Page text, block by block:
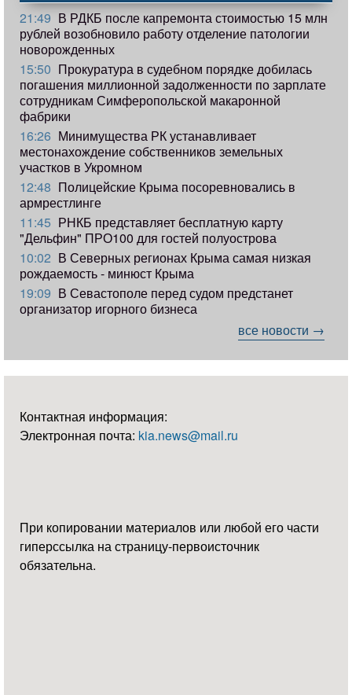
21:49 В РДКБ после капремонта стоимостью 15 млн
рублей возобновило работу отделение патологии
новорожденных
15:50 Прокуратура в судебном порядке добилась
погашения миллионной задолженности по зарплате
сотрудникам Симферопольской макаронной
фабрики
16:26 Минимущества РК устанавливает
местонахождение собственников земельных
участков в Укромном
12:48 Полицейские Крыма посоревновались в
армрестлинге
11:45 РНКБ представляет бесплатную карту
"Дельфин" ПРО100 для гостей полуострова
10:02 В Северных регионах Крыма самая низкая
рождаемость - минюст Крыма
19:09 В Севастополе перед судом предстанет
организатор игорного бизнеса
все новости →
Контактная информация:
Электронная почта: kia.news@mail.ru
При копировании материалов или любой его части
гиперссылка на страницу-первоисточник
обязательна.